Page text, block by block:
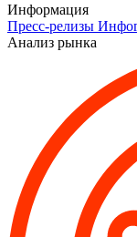
Информация
Пресс-релизы
Анализ рынка